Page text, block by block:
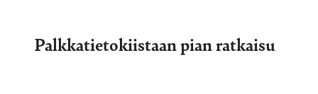
Palkkatietokiistaan pian ratkaisu